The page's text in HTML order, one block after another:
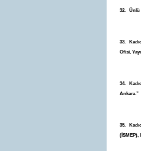
32. Ünlü
33.
Ofisi,
34.
Ankara.”
35.
(İSMEP),